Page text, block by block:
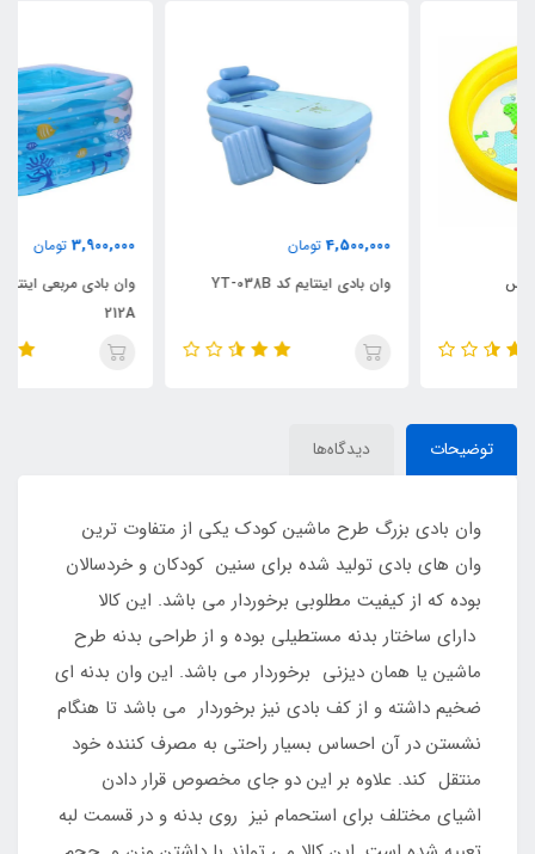
تومان
وان بادی اینتایم کد YT-038B
تومان
وان بادی مربعی اینتایم کد YT-
توضیحات دیدگاه‌ها
وان بادی بزرگ طرح ماشین کودک یکی از متفاوت ترین
وان های بادی تولید شده برای سنین کودکان و خردسالان
بوده که از کیفیت مطلوبی برخوردار می باشد. این کالا
دارای ساختار بدنه مستطیلی بوده و از طراحی بدنه طرح
ماشین یا همان دیزنی برخوردار می باشد. این وان بدنه ای
ضخیم داشته و از کف بادی نیز برخوردار می باشد تا هنگام
نشستن در آن احساس بسیار راحتی به مصرف کننده خود
منتقل کند. علاوه بر این دو جای مخصوص قرار دادن
اشیای مختلف برای استحمام نیز روی بدنه و در قسمت لبه